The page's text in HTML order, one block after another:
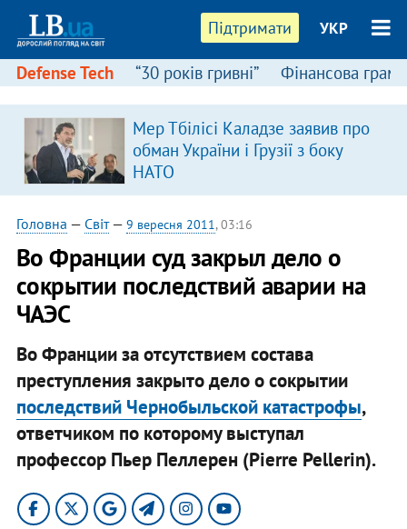
Підтримати УКР
Defense Tech “30 років гривні” Фінансова
Мер Тбілісі Каладзе заявив про
обман України і Грузії з боку
НАТО
Головна — Світ— 9 вересня 2011, 03:16
Во Франции суд закрыл дело о
сокрытии последствий аварии на
ЧАЭС
Во Франции за отсутствием состава
преступления закрыто дело о сокрытии
последствий Чернобыльской катастрофы,
ответчиком по которому выступал
профессор Пьер Пеллерен (Pierre Pellerin).